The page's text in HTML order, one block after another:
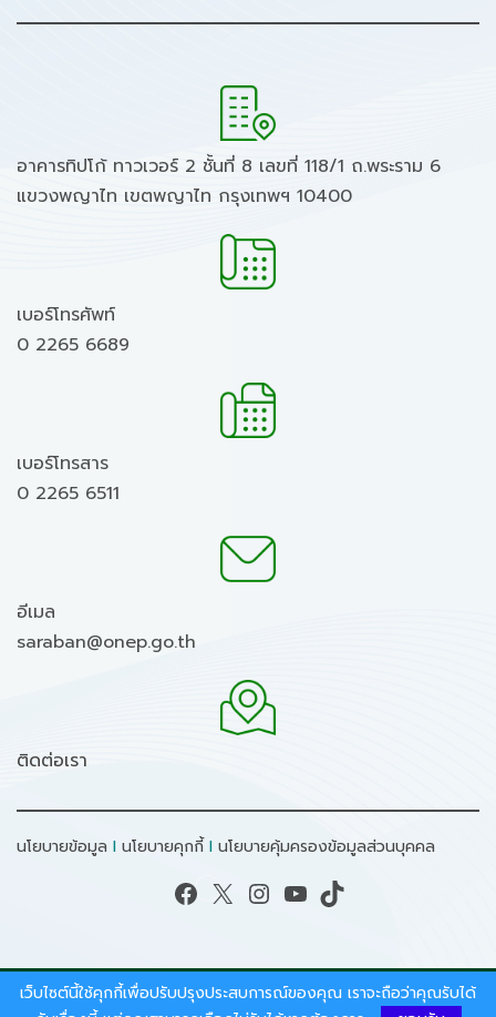
อาคารทิปโก้ ทาวเวอร์ 2 ชั้นที่ 8 เลขที่ 118/1 ถ.พระราม 6
แขวงพญาไท เขตพญาไท กรุงเทพฯ 10400
เบอร์โทรศัพท์
0 2265 6689
เบอร์โทรสาร
0 2265 6511
อีเมล
saraban@onep.go.th
ติดต่อเรา
นโยบายข้อมูล I นโยบายคุกกี้ I นโยบายคุ้มครองข้อมูลส่วนบุคคล
Facebook X Instagram YouTube TikTok
สงวนลิขสิทธิ์ © 2026 - สำนักงานนโยบายและแผน
เว็บไซต์นี้ใช้คุกกี้เพื่อปรับปรุงประสบการณ์ของคุณ เราจะถือว่าคุณรับได้